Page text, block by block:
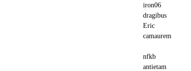
iron06
dragibus
Eric
camaurem
nfkb
antietam